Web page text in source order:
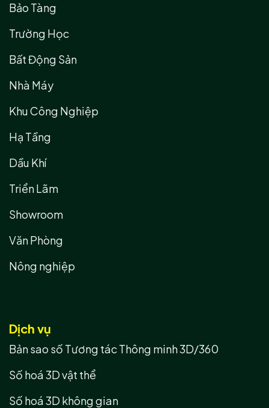
Bảo Tàng
Trường Học
Bất Động Sản
Nhà Máy
Khu Công Nghiệp
Hạ Tầng
Dầu Khí
Triển Lãm
Showroom
Văn Phòng
Nông nghiệp
Dịch vụ
Bản sao số Tương tác Thông minh 3D/360
Số hoá 3D vật thể
Số hoá 3D không gian